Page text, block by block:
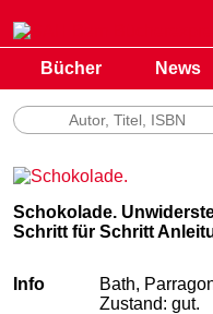
Bücher News
Schokolade.
Schritt für Schritt
Info
Bath,
Zustand: gut.